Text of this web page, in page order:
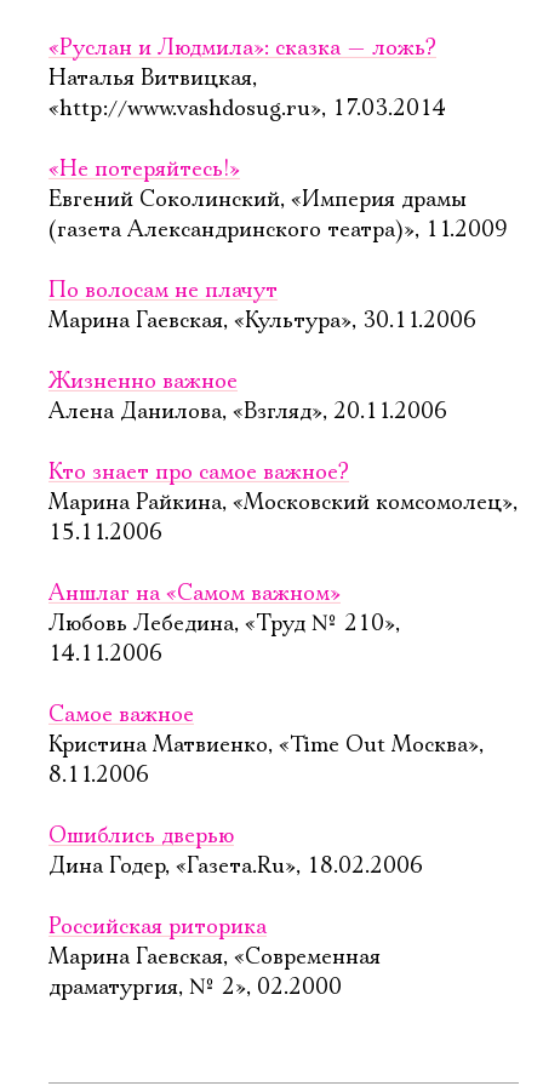
«Руслан и Людмила»: сказка — ложь?
Наталья Витвицкая,
«http://www.vashdosug.ru», 17.03.2014
«Не потеряйтесь!»
Евгений Соколинский, «Империя драмы
(газета Александринского театра)», 11.2009
По волосам не плачут
Марина Гаевская, «Культура», 30.11.2006
Жизненно важное
Алена Данилова, «Взгляд», 20.11.2006
Кто знает про самое важное?
Марина Райкина, «Московский комсомолец»,
15.11.2006
Аншлаг на «Самом важном»
Любовь Лебедина, «Труд № 210»,
14.11.2006
Самое важное
Кристина Матвиенко, «Time Out Москва»,
8.11.2006
Ошиблись дверью
Дина Годер, «Газета.Ru», 18.02.2006
Российская риторика
Марина Гаевская, «Современная
драматургия, № 2», 02.2000